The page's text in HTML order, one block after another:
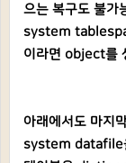
으는 복구도 불가
system
이라면 object를
아래에서도 마지
system datafile